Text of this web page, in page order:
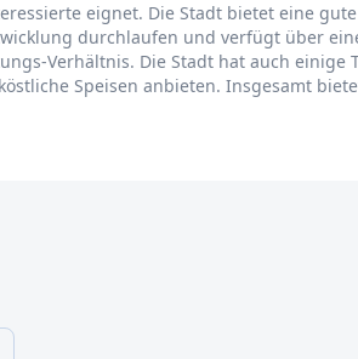
eignet. Die Stadt bietet eine
durchlaufen und verfügt über
Verhältnis. Die Stadt hat auch
Speisen anbieten. Insgesamt